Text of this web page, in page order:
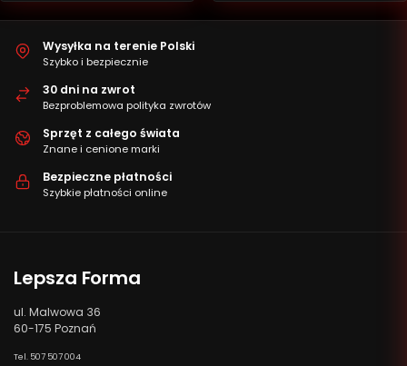
Wysyłka na terenie Polski
Szybko i bezpiecznie
30 dni na zwrot
Bezproblemowa polityka zwrotów
Sprzęt z całego świata
Znane i cenione marki
Bezpieczne płatności
Szybkie płatności online
Lepsza Forma
ul. Malwowa 36
60-175 Poznań
Tel. 507 507 004